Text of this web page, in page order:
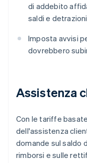
di addebito
saldi e
Imposta avvisi
dovrebbero
Assistenza
Con le tariffe
dell'assistenza
domande sul saldo
rimborsi e sulle